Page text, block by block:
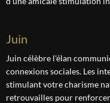
juin
Juin célèbre l'élan
connexions sociales. Les
stimulant votre charisme
retrouvailles pour